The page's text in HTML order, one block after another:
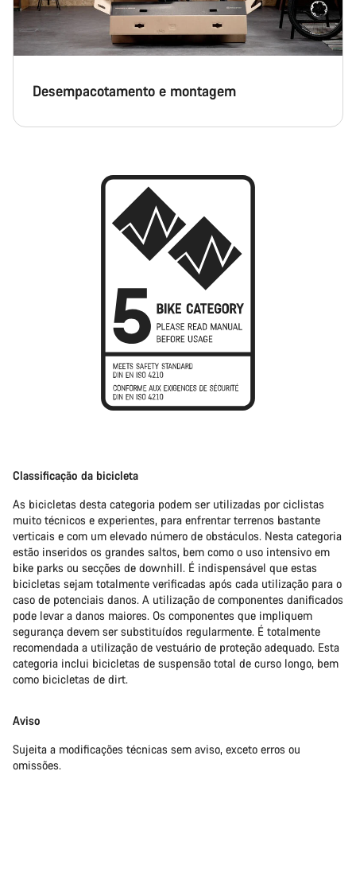
Desempacotamento e montagem
Classificação da bicicleta
As bicicletas desta categoria podem ser utilizadas por ciclistas
muito técnicos e experientes, para enfrentar terrenos bastante
verticais e com um elevado número de obstáculos. Nesta categoria
estão inseridos os grandes saltos, bem como o uso intensivo em
bike parks ou secções de downhill. É indispensável que estas
bicicletas sejam totalmente verificadas após cada utilização para o
caso de potenciais danos. A utilização de componentes danificados
pode levar a danos maiores. Os componentes que impliquem
segurança devem ser substituídos regularmente. É totalmente
recomendada a utilização de vestuário de proteção adequado. Esta
categoria inclui bicicletas de suspensão total de curso longo, bem
como bicicletas de dirt.
Aviso
Sujeita a modificações técnicas sem aviso, exceto erros ou
omissões.